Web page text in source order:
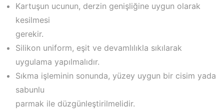
Kartuşun ucunun, derzin genişliğine uygun olarak
kesilmesi
gerekir.
Silikon uniform, eşit ve devamlılıkla sıkılarak
uygulama yapılmalıdır.
Sıkma işleminin sonunda, yüzey uygun bir cisim yada
sabunlu
parmak ile düzgünleştirilmelidir.